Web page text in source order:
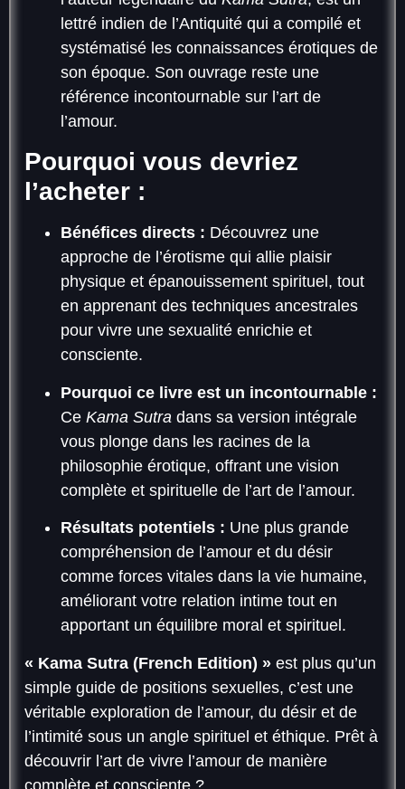
lettré indien de l’Antiquité qui a compilé et
systématisé les connaissances érotiques de
son époque. Son ouvrage reste une
référence incontournable sur l’art de
l’amour.
Pourquoi vous devriez
l’acheter :
Bénéfices directs : Découvrez une
approche de l’érotisme qui allie plaisir
physique et épanouissement spirituel, tout
en apprenant des techniques ancestrales
pour vivre une sexualité enrichie et
consciente.
Pourquoi ce livre est un incontournable :
Ce Kama Sutra dans sa version intégrale
vous plonge dans les racines de la
philosophie érotique, offrant une vision
complète et spirituelle de l’art de l’amour.
Résultats potentiels : Une plus grande
compréhension de l’amour et du désir
comme forces vitales dans la vie humaine,
améliorant votre relation intime tout en
apportant un équilibre moral et spirituel.
« Kama Sutra (French Edition) » est plus qu’un
simple guide de positions sexuelles, c’est une
véritable exploration de l’amour, du désir et de
l’intimité sous un angle spirituel et éthique. Prêt à
découvrir l’art de vivre l’amour de manière
complète et consciente ?